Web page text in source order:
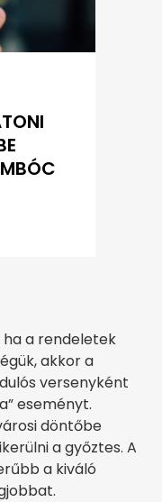
a rendeletek
akkor a
versenyként
eseményt.
döntőbe
a győztes. A
a kiváló